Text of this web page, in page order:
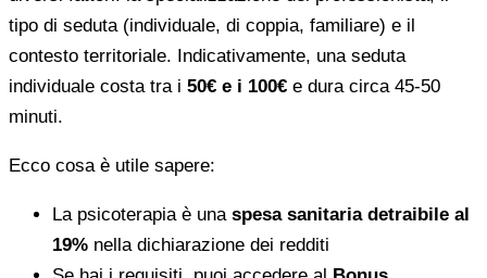
tipo di seduta (individuale, di coppia, familiare) e il
contesto territoriale. Indicativamente, una seduta
individuale costa tra i 50€ e i 100€ e dura circa 45-50
minuti.
Ecco cosa è utile sapere:
La psicoterapia è una spesa sanitaria detraibile al
19% nella dichiarazione dei redditi